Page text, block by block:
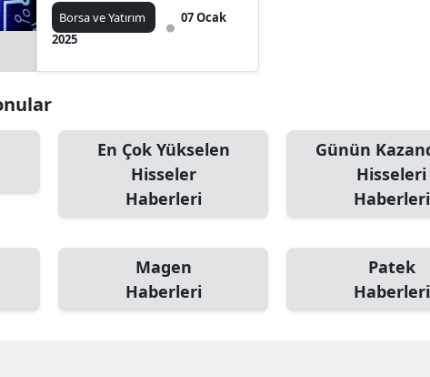
Borsa ve Yatırım
07 Ocak
2025
En Çok Yükselen
Hisseler
Haberleri
Günün
Hisseleri
Haberleri
Magen
Haberleri
Patek
Haberleri